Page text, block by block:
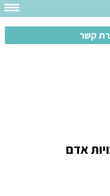
קשר
אדם